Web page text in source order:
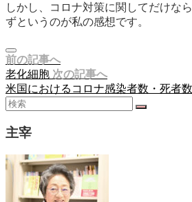
しかし、コロナ対策に関してだけな
ずというのが私の感想です。
前の記事へ
老化細胞 次の記事へ
米国におけるコロナ感染者数・死者
主宰